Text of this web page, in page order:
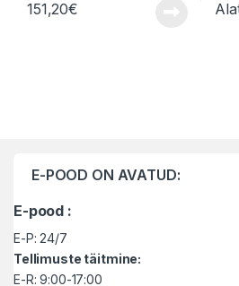
151,20€
E-POOD ON AVATUD:
E-pood :
E-P: 24/7
Tellimuste täitmine:
E-R: 9:00-17:00